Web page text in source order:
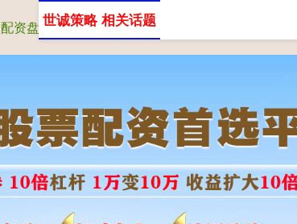
配资盘股票配资网 股查查股票配资
世诚策略 相关话题